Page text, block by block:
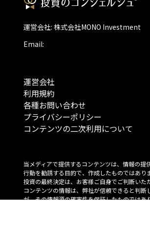
運営会社: 株式会社MONO Investment
Email:
運営会社
利用規約
各種お問い合わせ
プライバシーポリシー
コンテンツの二次利用について
当メディアで提供するコンテンツは、情報の
行動を勧誘する目的で、作成したものではあ
投資の最終決定は、お客様ご自身でご判断いた
コンテンツの情報は、弊社が信頼できると判
が、その情報源の確実性を保証したものでは